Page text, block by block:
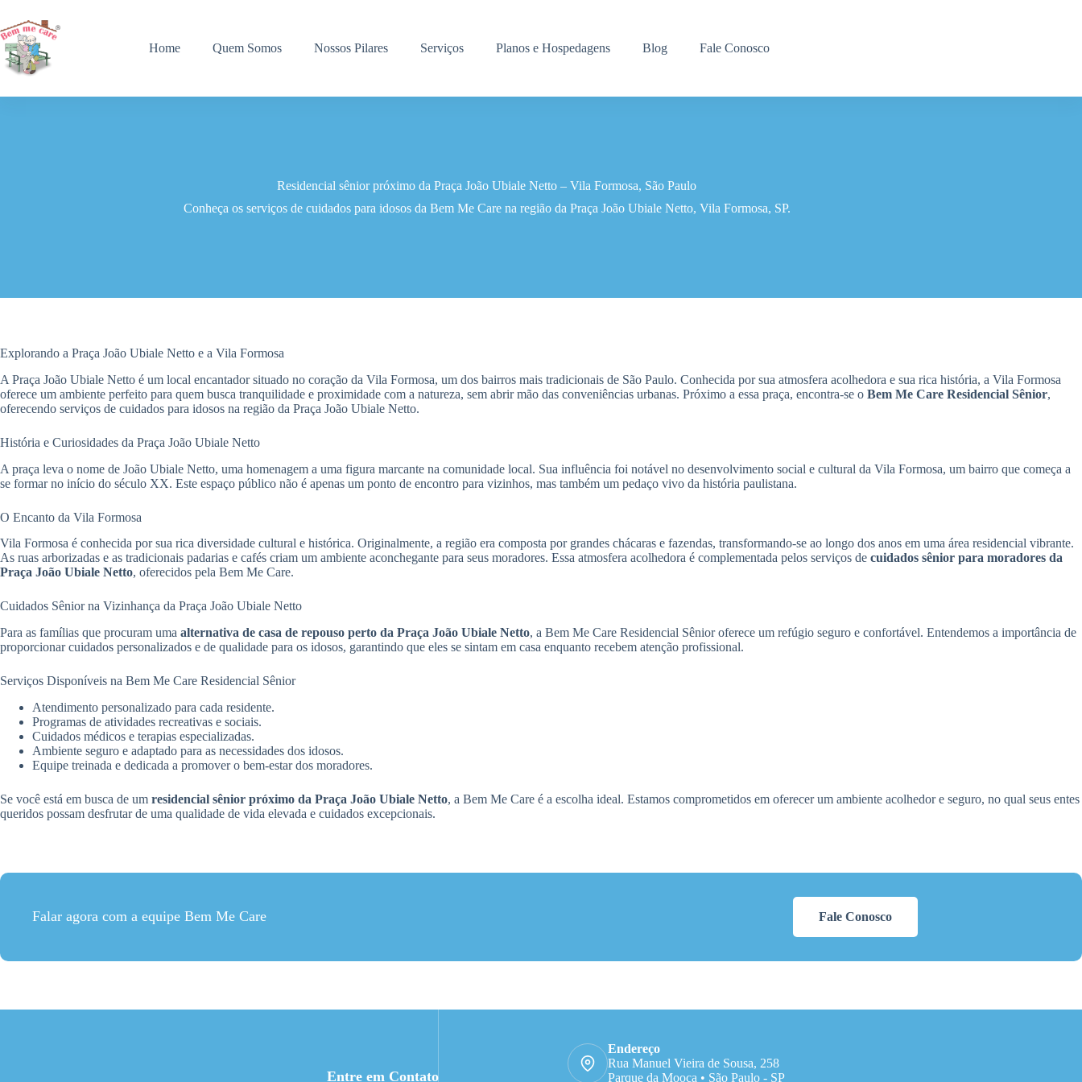
para
o
conteúdo
Home Quem Somos Nossos Pilares Serviços Planos e Hospedagens Blog Fale Conosco
Residencial sênior próximo da Praça João Ubiale Netto – Vila Formosa, São Paulo
Conheça os serviços de cuidados para idosos da Bem Me Care na região da Praça João Ubiale Netto, Vila Formosa, SP.
Explorando a Praça João Ubiale Netto e a Vila Formosa
A Praça João Ubiale Netto é um local encantador situado no coração da Vila Formosa, um dos bairros mais tradicionais de São Paulo. Conhecida por sua atmosfera acolhedora e sua rica história, a Vila Formosa
oferece um ambiente perfeito para quem busca tranquilidade e proximidade com a natureza, sem abrir mão das conveniências urbanas. Próximo a essa praça, encontra-se o Bem Me Care Residencial Sênior,
oferecendo serviços de cuidados para idosos na região da Praça João Ubiale Netto.
História e Curiosidades da Praça João Ubiale Netto
A praça leva o nome de João Ubiale Netto, uma homenagem a uma figura marcante na comunidade local. Sua influência foi notável no desenvolvimento social e cultural da Vila Formosa, um bairro que começa a
se formar no início do século XX. Este espaço público não é apenas um ponto de encontro para vizinhos, mas também um pedaço vivo da história paulistana.
O Encanto da Vila Formosa
Vila Formosa é conhecida por sua rica diversidade cultural e histórica. Originalmente, a região era composta por grandes chácaras e fazendas, transformando-se ao longo dos anos em uma área residencial vibrante.
As ruas arborizadas e as tradicionais padarias e cafés criam um ambiente aconchegante para seus moradores. Essa atmosfera acolhedora é complementada pelos serviços de cuidados sênior para moradores da
Praça João Ubiale Netto, oferecidos pela Bem Me Care.
Cuidados Sênior na Vizinhança da Praça João Ubiale Netto
Para as famílias que procuram uma alternativa de casa de repouso perto da Praça João Ubiale Netto, a Bem Me Care Residencial Sênior oferece um refúgio seguro e confortável. Entendemos a importância de
proporcionar cuidados personalizados e de qualidade para os idosos, garantindo que eles se sintam em casa enquanto recebem atenção profissional.
Serviços Disponíveis na Bem Me Care Residencial Sênior
Atendimento personalizado para cada residente.
Programas de atividades recreativas e sociais.
Cuidados médicos e terapias especializadas.
Ambiente seguro e adaptado para as necessidades dos idosos.
Equipe treinada e dedicada a promover o bem-estar dos moradores.
Se você está em busca de um residencial sênior próximo da Praça João Ubiale Netto, a Bem Me Care é a escolha ideal. Estamos comprometidos em oferecer um ambiente acolhedor e seguro, no qual seus entes
queridos possam desfrutar de uma qualidade de vida elevada e cuidados excepcionais.
Falar agora com a equipe Bem Me Care Fale Conosco
Entre em Contato
Endereço
Rua Manuel Vieira de Sousa, 258
Parque da Mooca • São Paulo - SP